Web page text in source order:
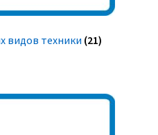
видов техники (21)